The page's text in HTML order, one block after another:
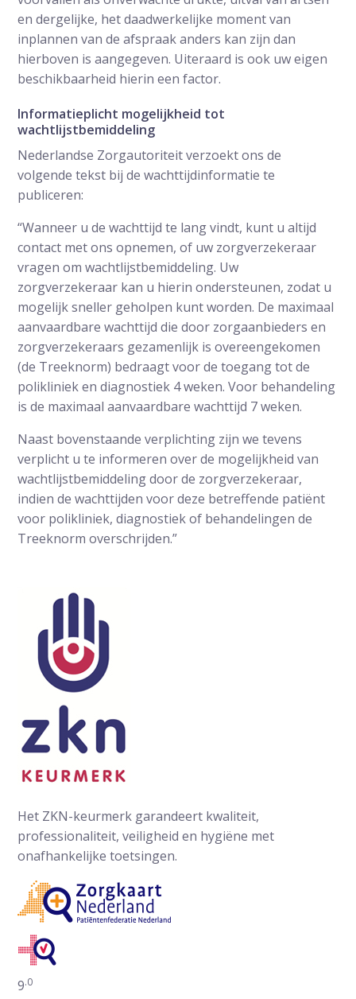
en dergelijke, het daadwerkelijke moment van
inplannen van de afspraak anders kan zijn dan
hierboven is aangegeven. Uiteraard is ook uw eigen
beschikbaarheid hierin een factor.
Informatieplicht mogelijkheid tot
wachtlijstbemiddeling
Nederlandse Zorgautoriteit verzoekt ons de
volgende tekst bij de wachttijdinformatie te
publiceren:
“Wanneer u de wachttijd te lang vindt, kunt u altijd
contact met ons opnemen, of uw zorgverzekeraar
vragen om wachtlijstbemiddeling. Uw
zorgverzekeraar kan u hierin ondersteunen, zodat u
mogelijk sneller geholpen kunt worden. De maximaal
aanvaardbare wachttijd die door zorgaanbieders en
zorgverzekeraars gezamenlijk is overeengekomen
(de Treeknorm) bedraagt voor de toegang tot de
polikliniek en diagnostiek 4 weken. Voor behandeling
is de maximaal aanvaardbare wachttijd 7 weken.
Naast bovenstaande verplichting zijn we tevens
verplicht u te informeren over de mogelijkheid van
wachtlijstbemiddeling door de zorgverzekeraar,
indien de wachttijden voor deze betreffende patiënt
voor polikliniek, diagnostiek of behandelingen de
Treeknorm overschrijden.”
Het ZKN-keurmerk garandeert kwaliteit,
professionaliteit, veiligheid en hygiëne met
onafhankelijke toetsingen.
Gemiddelde waarderingen op ZorgkaartNederland:
9.0